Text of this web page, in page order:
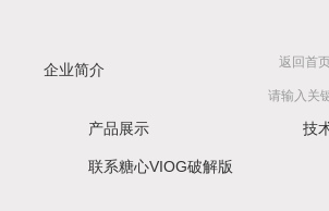
返回首
企业简介
产品展示
技
联系糖心VIOG破解版